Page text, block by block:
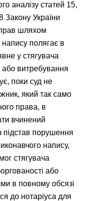
аналізу статей 15,
Закону України
шляхом
полягає в
у стягувача
витребування
поки суд не
який так само
права, в
вчинений
підстав порушення
напису,
стягувача
або
в повному обсязі
до нотаріуса для